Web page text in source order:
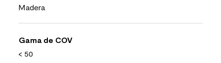
Madera
Gama de COV
< 50